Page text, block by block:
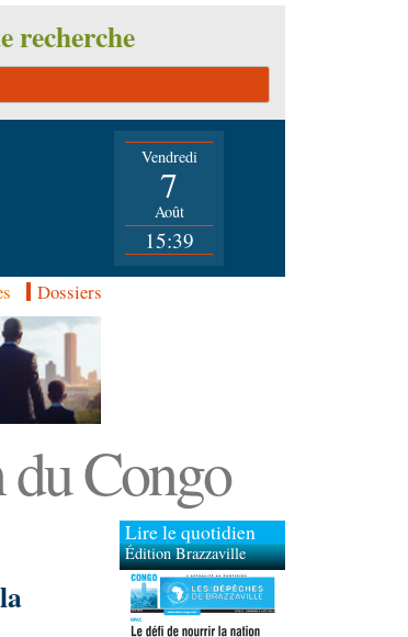
recherche
Vendredi
7
Août
15:39
Dossiers
Congo
Lire le quotidien
Édition Brazzaville
Édition Kinshasa